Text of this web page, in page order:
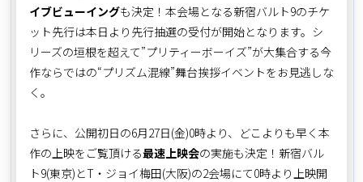
イブビューイングも決定！本会場となる新宿バルト9のチケ
ット先行は本日より先行抽選の受付が開始となります。シ
リーズの垣根を超えて”プリティーボーイズ”が大集合する今
作ならではの“プリズム混線”舞台挨拶イベントをお見逃しな
く。
さらに、公開初日の6月27日(金)0時より、どこよりも早く本
作の上映をご覧頂ける最速上映会の実施も決定！新宿バル
ト9(東京)とT・ジョイ梅田(大阪)の2会場にて0時より上映開